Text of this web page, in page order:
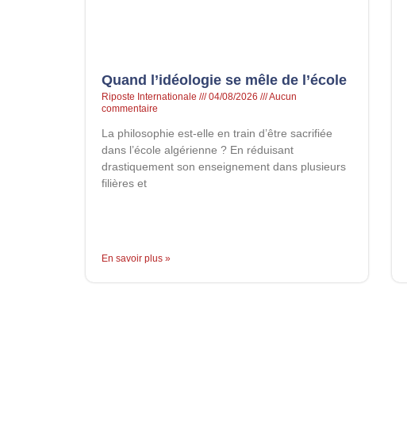
Quand l’idéologie se mêle de l’école
Riposte Internationale 04/08/2026
Aucun
commentaire
La philosophie est-elle en train d’être sacrifiée
dans l’école algérienne ? En réduisant
drastiquement son enseignement dans plusieurs
filières et
En savoir plus »